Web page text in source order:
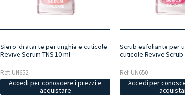
Siero idratante per unghie e cuticole
Revive Serum TNS 10 ml
Ref: UN652
Accedi per conoscere i prezzi e
acquistare
Scrub esfoliante per
cuticole Revive Scrub
Ref: UN650
Accedi per